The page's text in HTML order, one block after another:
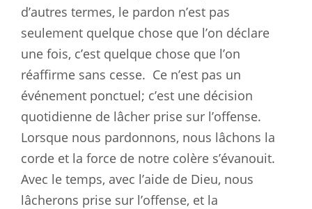
d’autres termes, le pardon n’est pas
seulement quelque chose que l’on déclare
une fois, c’est quelque chose que l’on
réaffirme sans cesse. Ce n’est pas un
événement ponctuel; c’est une décision
quotidienne de lâcher prise sur l’offense.
Lorsque nous pardonnons, nous lâchons la
corde et la force de notre colère s’évanouit.
Avec le temps, avec l’aide de Dieu, nous
lâcherons prise sur l’offense, et la